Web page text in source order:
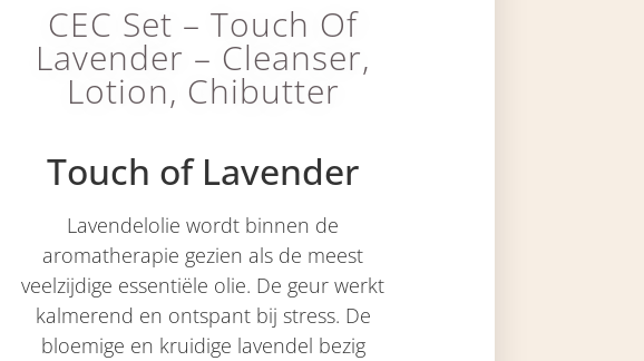
CEC Set – Touch Of
Lavender – Cleanser,
Lotion, Chibutter
Touch of Lavender
Lavendelolie wordt binnen de
aromatherapie gezien als de meest
veelzijdige essentiële olie. De geur werkt
kalmerend en ontspant bij stress. De
bloemige en kruidige lavendel bezig